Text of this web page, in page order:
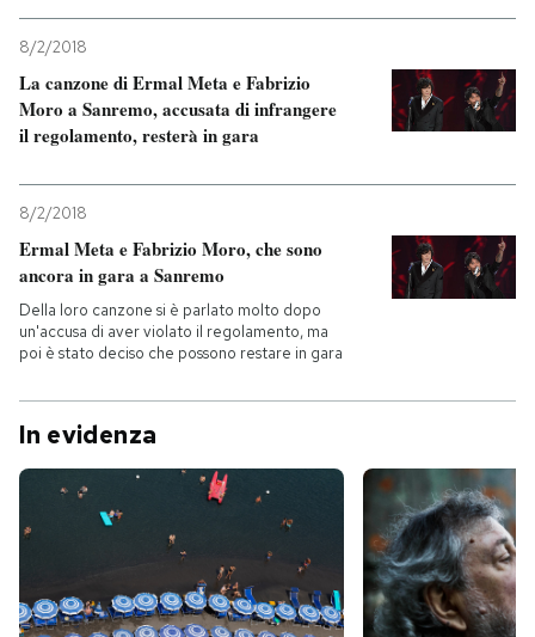
8/2/2018
La canzone di Ermal Meta e Fabrizio
Moro a Sanremo, accusata di infrangere
il regolamento, resterà in gara
8/2/2018
Ermal Meta e Fabrizio Moro, che sono
ancora in gara a Sanremo
Della loro canzone si è parlato molto dopo
un'accusa di aver violato il regolamento, ma
poi è stato deciso che possono restare in gara
In evidenza